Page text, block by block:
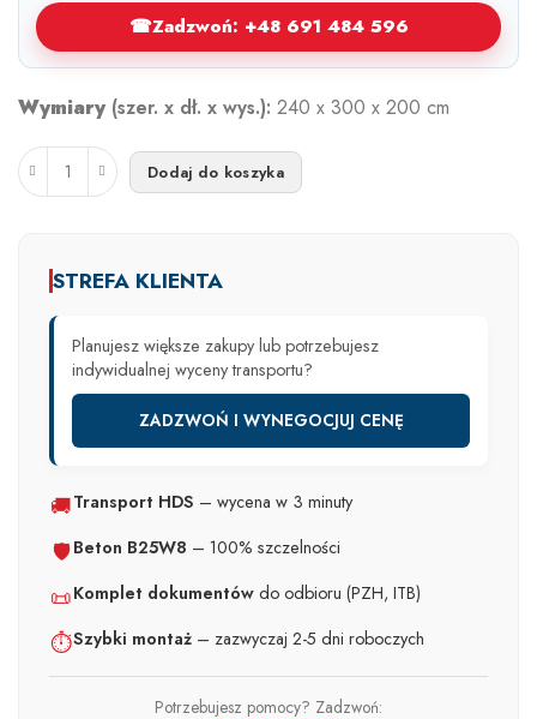
☎Zadzwoń: +48 691 484 596
Wymiary (szer. x dł. x wys.): 240 x 300 x 200 cm
Dodaj do koszyka
STREFA KLIENTA
Planujesz większe zakupy lub potrzebujesz
indywidualnej wyceny transportu?
ZADZWOŃ I WYNEGOCJUJ CENĘ
🚚Transport HDS – wycena w 3 minuty
🛡️Beton B25W8 – 100% szczelności
📜Komplet dokumentów do odbioru (PZH, ITB)
⏱️Szybki montaż – zazwyczaj 2-5 dni roboczych
Potrzebujesz pomocy? Zadzwoń: